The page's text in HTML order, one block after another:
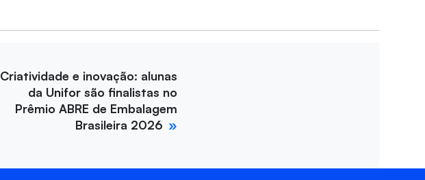
Criatividade e inovação: alunas
da Unifor são finalistas no
Prêmio ABRE de Embalagem
Brasileira 2026